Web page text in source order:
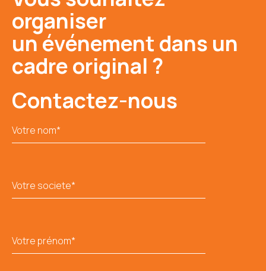
organiser
un événement dans un
cadre original ?
Contactez-nous